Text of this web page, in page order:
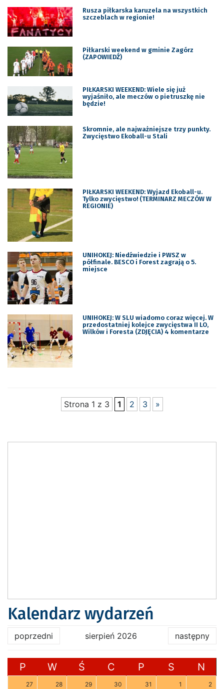
Rusza piłkarska karuzela na wszystkich
szczeblach w regionie!
Piłkarski weekend w gminie Zagórz
(ZAPOWIEDŹ)
PIŁKARSKI WEEKEND: Wiele się już
wyjaśniło, ale meczów o pietruszkę nie
będzie!
Skromnie, ale najważniejsze trzy punkty.
Zwycięstwo Ekoball-u Stali
PIŁKARSKI WEEKEND: Wyjazd Ekoball-u.
Tylko zwycięstwo! (TERMINARZ MECZÓW W
REGIONIE)
UNIHOKEJ: Niedźwiedzie i PWSZ w
półfinale. BESCO i Forest zagrają o 5.
miejsce
UNIHOKEJ: W SLU wiadomo coraz więcej. W
przedostatniej kolejce zwycięstwa II LO,
Wilków i Foresta (ZDJĘCIA) 4 komentarze
Strona 1 z 3 1 2 3 »
Kalendarz wydarzeń
poprzedni sierpień 2026 następny
P W Ś C P S N
27 28 29 30 31 1 2